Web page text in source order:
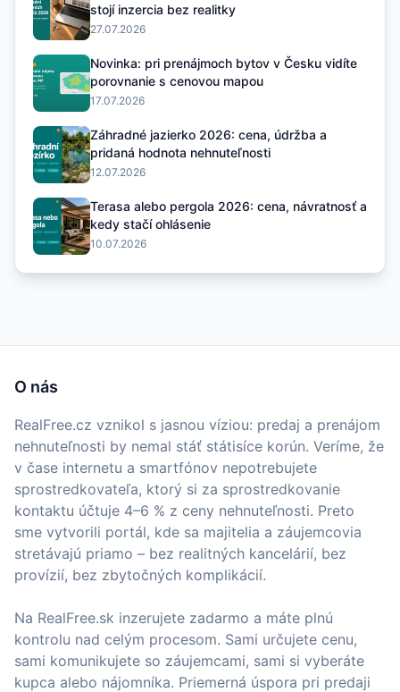
stojí inzercia bez realitky
27.07.2026
Novinka: pri prenájmoch bytov v Česku vidíte
porovnanie s cenovou mapou
17.07.2026
Záhradné jazierko 2026: cena, údržba a
pridaná hodnota nehnuteľnosti
12.07.2026
Terasa alebo pergola 2026: cena, návratnosť a
kedy stačí ohlásenie
10.07.2026
O nás
RealFree.cz vznikol s jasnou víziou: predaj a prenájom
nehnuteľnosti by nemal stáť státisíce korún. Veríme, že
v čase internetu a smartfónov nepotrebujete
sprostredkovateľa, ktorý si za sprostredkovanie
kontaktu účtuje 4–6 % z ceny nehnuteľnosti. Preto
sme vytvorili portál, kde sa majitelia a záujemcovia
stretávajú priamo – bez realitných kancelárií, bez
provízií, bez zbytočných komplikácií.
Na RealFree.sk inzerujete zadarmo a máte plnú
kontrolu nad celým procesom. Sami určujete cenu,
sami komunikujete so záujemcami, sami si vyberáte
kupca alebo nájomníka. Priemerná úspora pri predaji